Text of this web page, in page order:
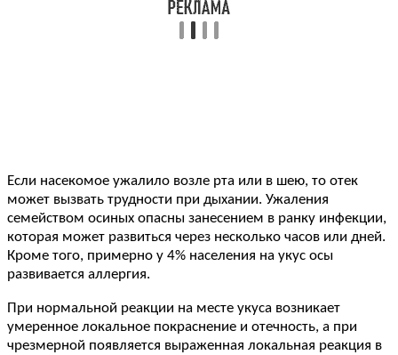
Если насекомое ужалило возле рта или в шею, то отек
может вызвать трудности при дыхании. Ужаления
семейством осиных опасны занесением в ранку инфекции,
которая может развиться через несколько часов или дней.
Кроме того, примерно у 4% населения на укус осы
развивается аллергия.
При нормальной реакции на месте укуса возникает
умеренное локальное покраснение и отечность, а при
чрезмерной появляется выраженная локальная реакция в